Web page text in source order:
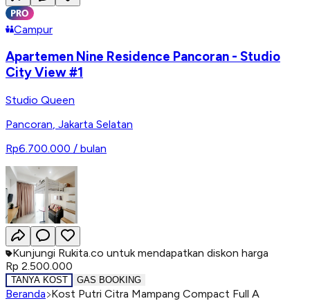
Campur
Apartemen Nine Residence Pancoran - Studio
City View #1
Studio Queen
Pancoran, Jakarta Selatan
Rp6.700.000 / bulan
Kunjungi Rukita.co untuk mendapatkan diskon harga
Rp 2.500.000
TANYA KOST GAS BOOKING
Beranda Kost Putri Citra Mampang Compact Full A